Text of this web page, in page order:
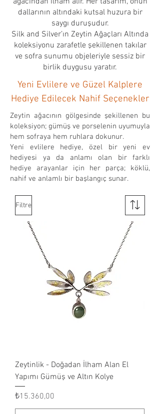
dallarının altındaki kutsal huzura bir
saygı duruşudur.
Silk and Silver’ın Zeytin Ağaçları Altında
koleksiyonu zarafetle şekillenen takılar
ve sofra sunumu objeleriyle sessiz bir
birlik duygusu yaratır.
Yeni Evlilere ve Güzel Kalplere
Hediye Edilecek Nahif Seçenekler
Zeytin ağacının gölgesinde şekillenen bu
koleksiyon; gümüş ve porselenin uyumuyla
hem sofraya hem ruhlara dokunur.
Yeni evlilere hediye, özel bir yeni ev
hediyesi ya da anlamı olan bir farklı
hediye arayanlar için her parça; köklü,
nahif ve anlamlı bir başlangıç sunar.
Filtre
Zeytinlik - Doğadan İlham Alan El
Yapımı Gümüş ve Altın Kolye
Fiyat
₺15.360,00